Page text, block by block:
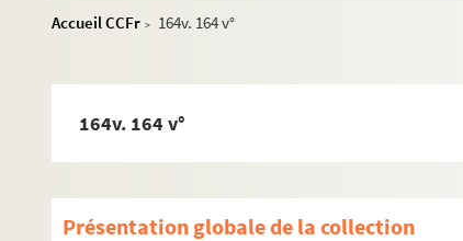
Accueil CCFr >
164v. 164 v°
164v. 164 v°
Présentation globale de la collection
149. 149
151. 151